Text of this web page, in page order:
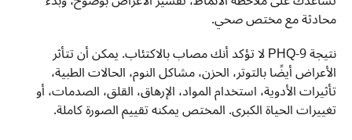
محادثة مع مختص صحي.
نتيجة PHQ-9 لا تؤكد أنك مصاب بالاكتئاب. يمكن أن تتأثر
الأعراض أيضًا بالتوتر، الحزن، مشاكل النوم، الحالات الطبية،
تأثيرات الأدوية، استخدام المواد، الإرهاق، القلق، الصدمات، أو
تغييرات الحياة الكبرى. المختص يمكنه تقييم الصورة كاملة.